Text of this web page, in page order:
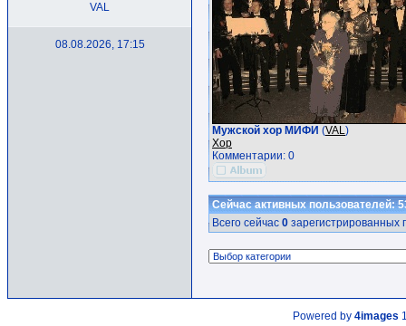
VAL
08.08.2026, 17:15
Мужской хор МИФИ (VAL)
Хор
Комментарии: 0
Сейчас активных пользователей:
Всего сейчас 0 зарегистрированных
Powered by 4images